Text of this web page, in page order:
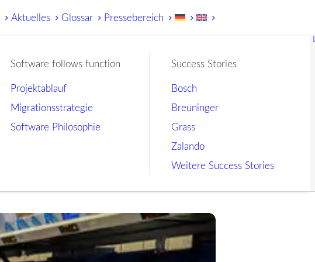
Aktuelles Glossar Pressebereich
Software follows function
Projektablauf
Migrationsstrategie
Software Philosophie
Success Stories
Bosch
Breuninger
Grass
Zalando
Weitere Success Stories